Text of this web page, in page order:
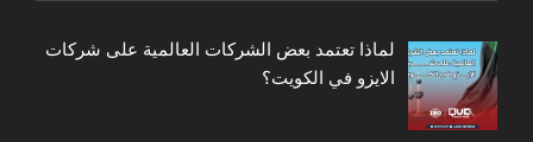
لماذا تعتمد بعض الشركات العالمية على شركات
الايزو في الكويت؟